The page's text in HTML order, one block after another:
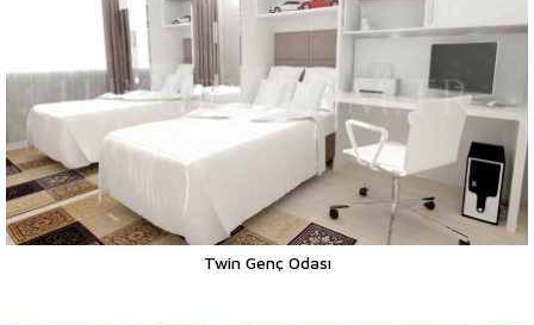
Twin Genç Odası